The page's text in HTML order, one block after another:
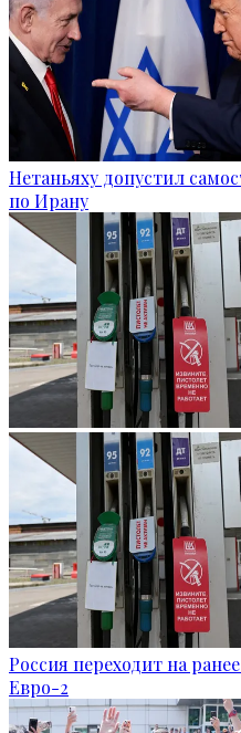
Нетаньяху допустил
по Ирану
Россия переходит на
Евро-2